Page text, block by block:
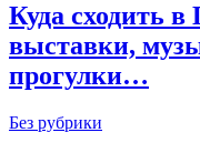
Куда сходить в
выставки,
прогулки…
Без рубрики